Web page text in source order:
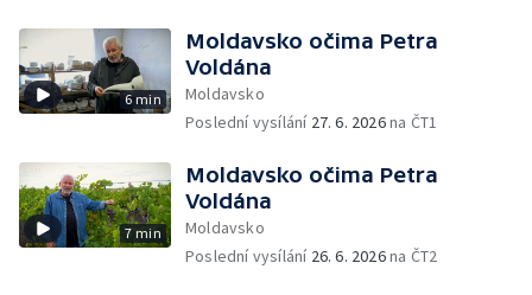
6 min
Moldavsko očima Petra
Voldána
Moldavsko
Poslední vysílání 27. 6. 2026na ČT1
7 min
Moldavsko očima Petra
Voldána
Moldavsko
Poslední vysílání 26. 6. 2026na ČT2